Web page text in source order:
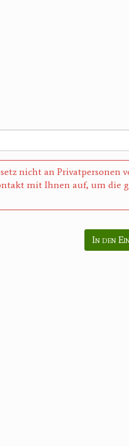
nicht an Privatpersonen
mit Ihnen auf, um die
In den